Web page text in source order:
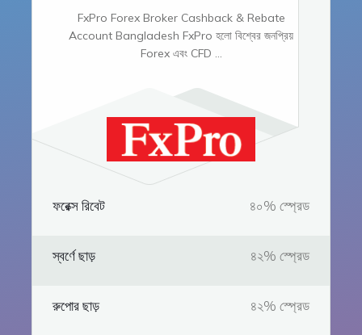
FxPro Forex Broker Cashback & Rebate
Account Bangladesh FxPro হলো বিশ্বের জনপ্রিয়
Forex এবং CFD ...
ফরেক্স রিবেট ৪০% স্প্রেড
স্বর্ণে ছাড় ৪২% স্প্রেড
রুপোর ছাড় ৪২% স্প্রেড